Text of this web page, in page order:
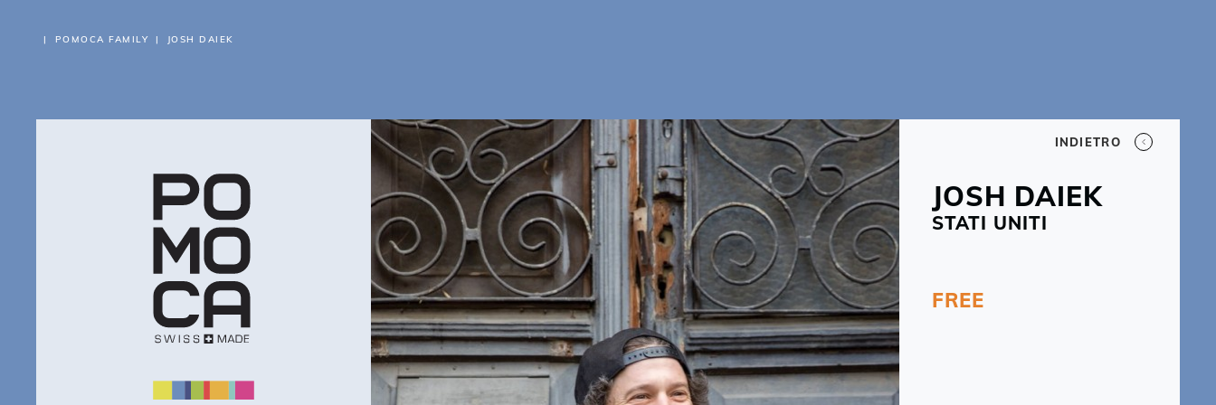
A PROPOSITO DI
POMOCA
PRODOTTI
TROVACI
RIUTILIZZA LA TUA
SCATOLA POMOCA
SUPPORTO
POMOCA FAMILY JOSH DAIEK
INDIETRO
JOSH DAIEK
STATI UNITI
FREE